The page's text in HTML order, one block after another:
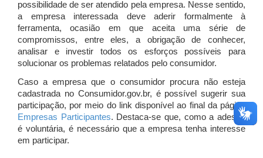
possibilidade de ser atendido pela empresa. Nesse sentido,
a empresa interessada deve aderir formalmente à
ferramenta, ocasião em que aceita uma série de
compromissos, entre eles, a obrigação de conhecer,
analisar e investir todos os esforços possíveis para
solucionar os problemas relatados pelo consumidor.
Caso a empresa que o consumidor procura não esteja
cadastrada no Consumidor.gov.br, é possível sugerir sua
participação, por meio do link disponível ao final da página
Empresas Participantes. Destaca-se que, como a adesão
é voluntária, é necessário que a empresa tenha interesse
em participar.